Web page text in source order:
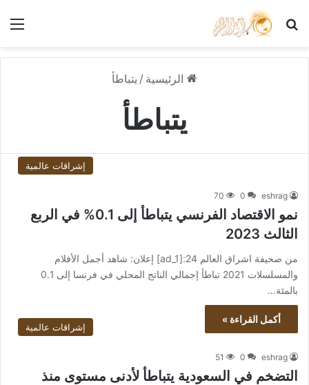
بحث عن
الرئيسية / يتباطأ
يتباطأ
إشراقات عالمية
eshrag
0
70
نمو الاقتصاد الفرنسي يتباطأ إلى 0.1% في الربع
الثالث 2023
من صحيفة اشراق العالم 24:[ad_1] إعلان: شاهد أجمل الأفلام
والمسلسلات 2021 تباطأ إجمالي الناتج المحلي في فرنسا إلى 0.1
بالمئة…
أكمل القراءة »
إشراقات عالمية
eshrag
0
51
التضخم في السعودية يتباطأ لأدنى مستوى منذ